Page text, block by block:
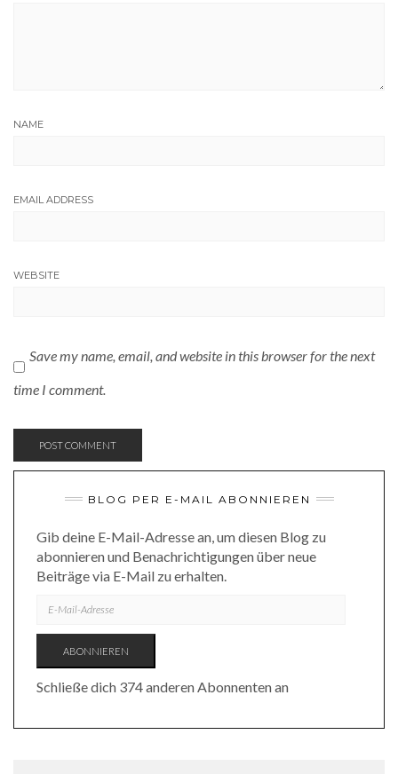
NAME
EMAIL ADDRESS
WEBSITE
Save my name, email, and website in this browser for the next
time I comment.
BLOG PER E-MAIL ABONNIEREN
Gib deine E-Mail-Adresse an, um diesen Blog zu
abonnieren und Benachrichtigungen über neue
Beiträge via E-Mail zu erhalten.
MAIL-
ABONNIEREN
Schließe dich 374 anderen Abonnenten an